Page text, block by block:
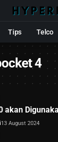
Tips Telco
4
akan
13 August 2024